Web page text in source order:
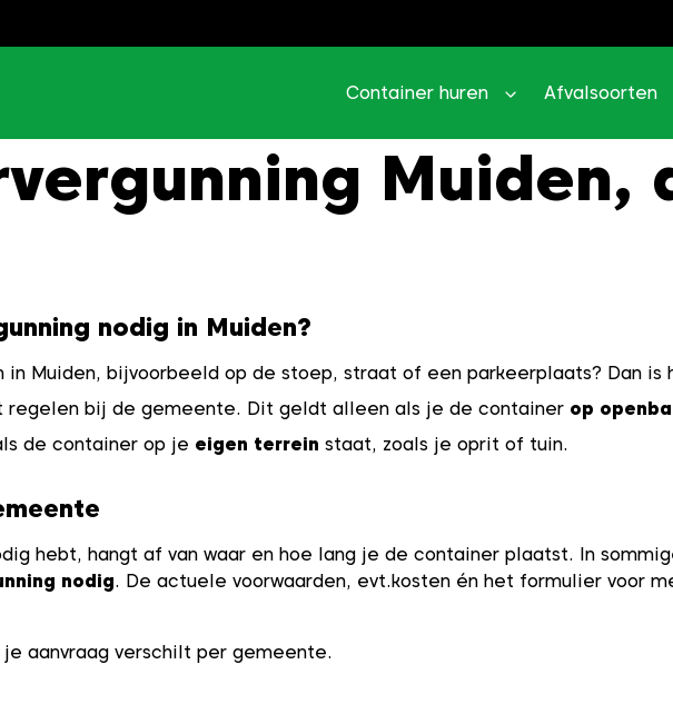
Container huren
Afvalsoorten
Muiden,
nodig in Muiden?
Muiden, bijvoorbeeld op de stoep, straat of een parkeerplaats? Dan
regelen bij de gemeente. Dit geldt alleen als je de container op
de container op je eigen terrein staat, zoals je oprit of tuin.
hebt, hangt af van waar en hoe lang je de container plaatst. In
nodig. De actuele voorwaarden, evt.kosten én het formulier voor
aanvraag verschilt per gemeente.